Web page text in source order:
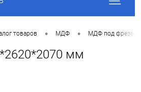
товаров • МДФ • МДФ под
мм